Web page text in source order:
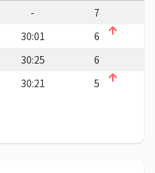
-
7
30:01
6
30:25
6
30:21 5